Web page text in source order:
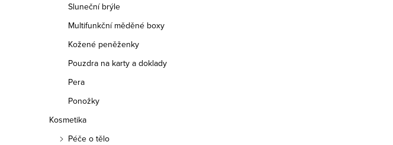
Sluneční brýle
Multifunkční měděné boxy
Kožené peněženky
Pouzdra na karty a doklady
Pera
Ponožky
Kosmetika
Péče o tělo